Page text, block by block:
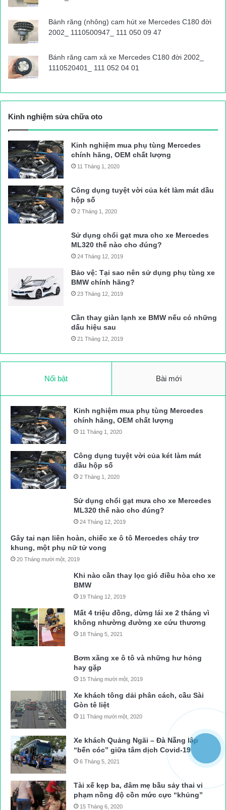
Bánh răng (nhông) cam hút xe Mercedes C180 đời
2002_ 1110500947_ 111 050 09 47
Bánh răng cam xả xe Mercedes C180 đời 2002_
1110520401_ 111 052 04 01
Kinh nghiệm sửa chữa oto
Kinh nghiệm mua phụ tùng Mercedes
chính hãng, OEM chất lượng
11 Tháng 1, 2020
Công dụng tuyệt vời của két làm mát dầu
hộp số
2 Tháng 1, 2020
Sử dụng chổi gạt mưa cho xe Mercedes
ML320 thế nào cho đúng?
24 Tháng 12, 2019
Bảo vệ: Tại sao nên sử dụng phụ tùng xe
BMW chính hãng?
23 Tháng 12, 2019
Cần thay giàn lạnh xe BMW nếu có những
dấu hiệu sau
21 Tháng 12, 2019
Nổi bật Bài mới
Kinh nghiệm mua phụ tùng Mercedes
chính hãng, OEM chất lượng
11 Tháng 1, 2020
Công dụng tuyệt vời của két làm mát
dầu hộp số
2 Tháng 1, 2020
Sử dụng chổi gạt mưa cho xe Mercedes
ML320 thế nào cho đúng?
24 Tháng 12, 2019
Gây tai nạn liên hoàn, chiếc xe ô tô Mercedes cháy trơ
khung, một phụ nữ tử vong
20 Tháng mười một, 2019
Khi nào cần thay lọc gió điều hòa cho xe
BMW
19 Tháng 12, 2019
Mất 4 triệu đồng, dừng lái xe 2 tháng vì
không nhường đường xe cứu thương
18 Tháng 5, 2021
Bơm xăng xe ô tô và những hư hỏng
hay gặp
15 Tháng mười một, 2019
Xe khách tông dải phân cách, cầu Sài
Gòn tê liệt
11 Tháng mười một, 2020
Xe khách Quảng Ngãi – Đà Nẵng lập
“bến cóc” giữa tâm dịch Covid-19
6 Tháng 5, 2021
Tài xế kẹp ba, đâm mẹ bầu sảy thai vi
phạm nồng độ cồn mức cực “khủng”
15 Tháng 6, 2020